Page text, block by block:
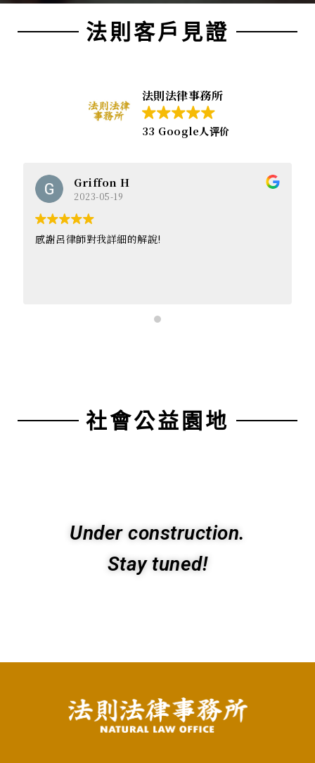
法則客戶見證
法則法律事務所
33 Google人评价
Griffon H
2023-05-19
感謝呂律師對我詳細的解說!
社會公益園地
Under construction.
Stay tuned!